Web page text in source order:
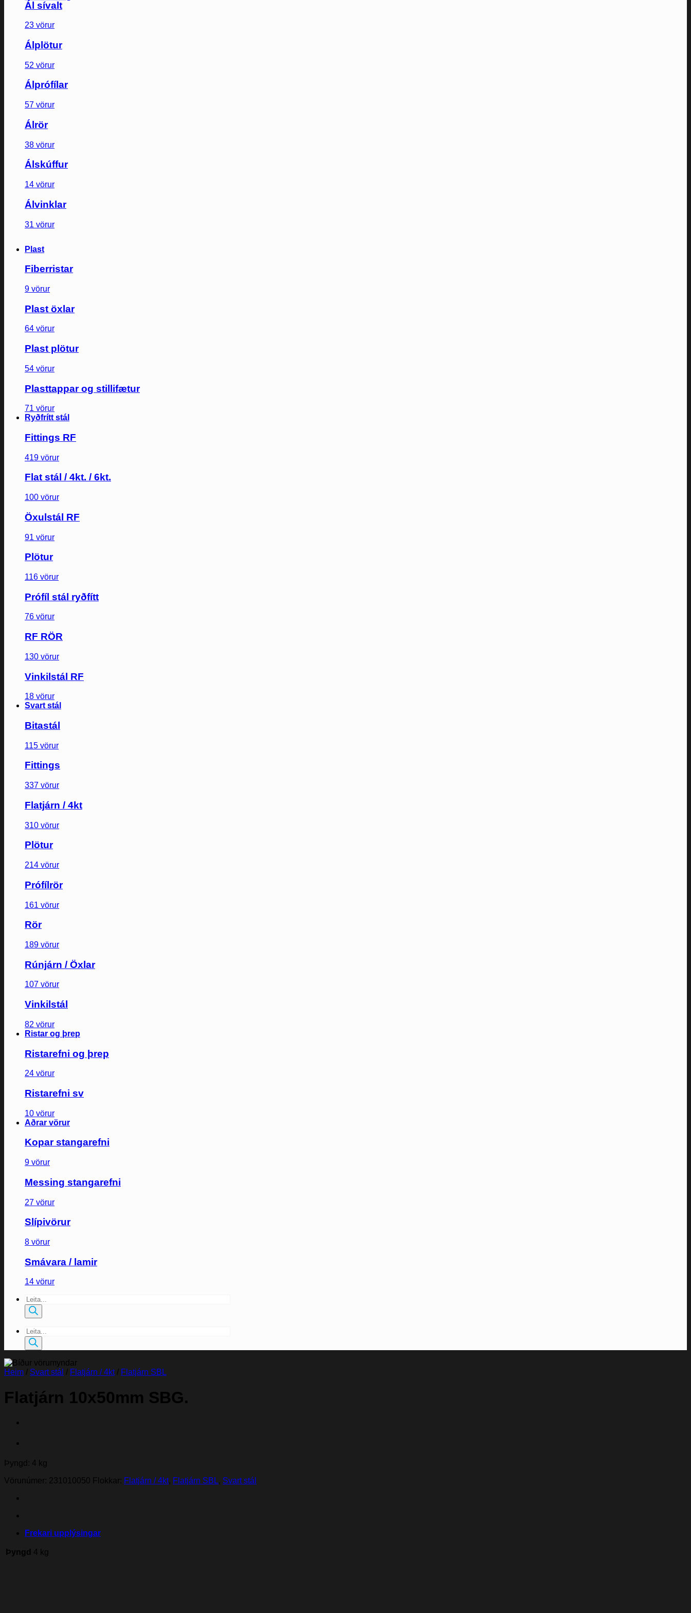
Ál sívalt
23 vörur
Álplötur
52 vörur
Álprófílar
57 vörur
Álrör
38 vörur
Álskúffur
14 vörur
Álvinklar
31 vörur
Plast
Fiberristar
9 vörur
Plast öxlar
64 vörur
Plast plötur
54 vörur
Plasttappar og stillifætur
71 vörur
Ryðfrítt stál
Fittings RF
419 vörur
Flat stál / 4kt. / 6kt.
100 vörur
Öxulstál RF
91 vörur
Plötur
116 vörur
Prófíl stál ryðfítt
76 vörur
RF RÖR
130 vörur
Vinkilstál RF
18 vörur
Svart stál
Bitastál
115 vörur
Fittings
337 vörur
Flatjárn / 4kt
310 vörur
Plötur
214 vörur
Prófílrör
161 vörur
Rör
189 vörur
Rúnjárn / Öxlar
107 vörur
Vinkilstál
82 vörur
Ristar og þrep
Ristarefni og þrep
24 vörur
Ristarefni sv
10 vörur
Aðrar vörur
Kopar stangarefni
9 vörur
Messing stangarefni
27 vörur
Slípivörur
8 vörur
Smávara / lamir
14 vörur
Products
search
Products
search
Heim / Svart stál / Flatjárn / 4kt / Flatjárn SBL
Flatjárn 10x50mm SBG.
Þyngd: 4 kg
Vörunúmer: 231010050 Flokkar: Flatjárn / 4kt, Flatjárn SBL, Svart stál
Frekari upplýsingar
Þyngd 4 kg